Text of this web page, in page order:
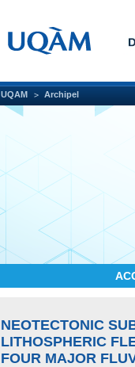
UQAM Archipel
NEOTECTONIC
LITHOSPHERIC
FOUR MAJOR